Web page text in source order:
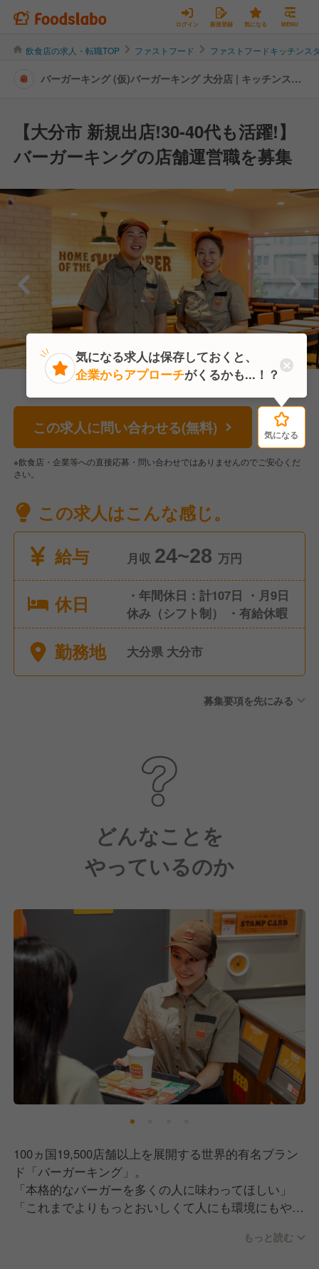
ログイン 新規登録 気になる MENU
飲食店の求人・転職TOP ファストフード ファストフードキッチンス
バーガーキング (仮)バーガーキング 大分店 | キッチンスタ
【大分市 新規出店!30-40代も活躍!】
バーガーキングの店舗運営職を募集
この求人に問い合わせる(無料) 気になる
※飲食店・企業等への直接応募・問い合わせではありませんのでご安心くだ
さい。
この求人はこんな感じ。
給与
月収 24~28 万円
休日
・年間休日：計107日 ・月9日
休み（シフト制） ・有給休暇
勤務地 大分県 大分市
募集要項を先にみる
どんなことを
やっているのか
100ヵ国19,500店舗以上を展開する世界的有名ブラン
ド「バーガーキング」。
「本格的なバーガーを多くの人に味わってほしい」
「これまでよりもっとおいしくて人にも環境にもやさ
気取らずに楽しめる場所」それが、バーガーキングで
もっと読む
気になる
気になる求人は保存しておくと、
企業からアプローチがくるかも...！？